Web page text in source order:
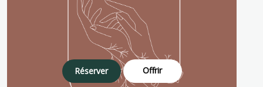
Réserver Offrir